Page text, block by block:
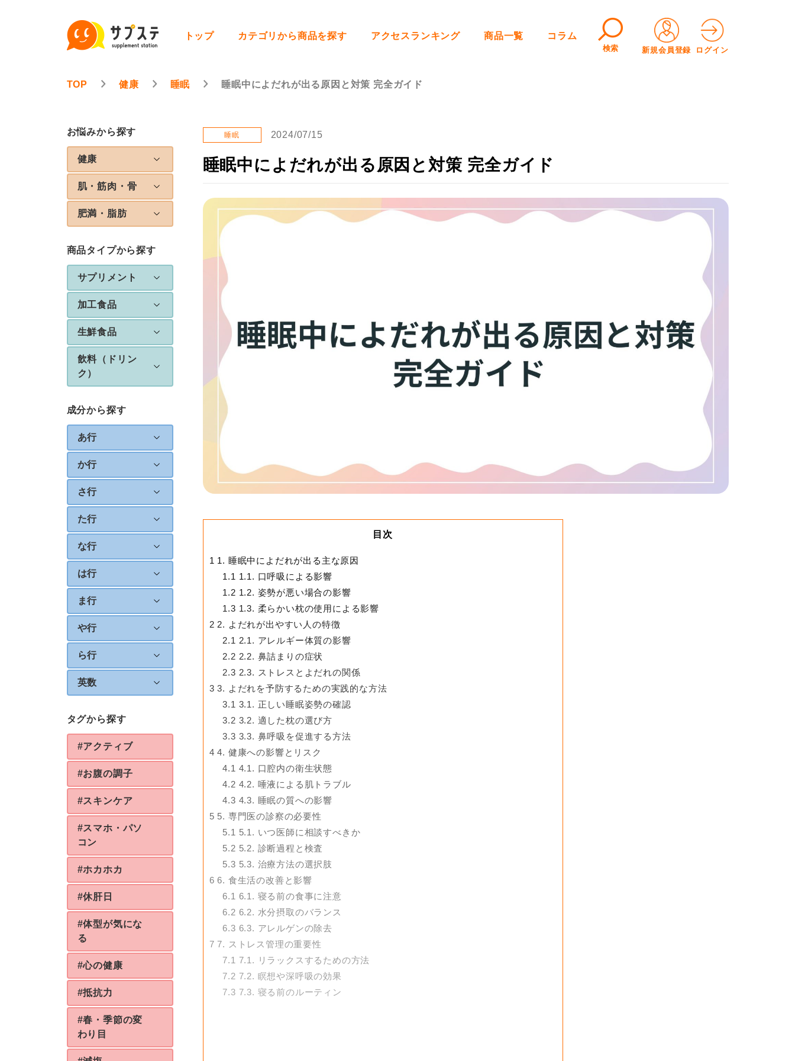
トップ カテゴリから商品を探す アクセスランキング 商品一覧 コラム
検索 新規会員登録 ログイン
TOP 健康 睡眠 睡眠中によだれが出る原因と対策 完全ガイド
お悩みから探す
健康
肌・筋肉・骨
肥満・脂肪
商品タイプから探す
サプリメント
加工食品
生鮮食品
飲料（ドリン
ク）
成分から探す
あ行
か行
さ行
た行
な行
は行
ま行
や行
ら行
英数
タグから探す
#アクティブ
#お腹の調子
#スキンケア
#スマホ・パソ
コン
#ホカホカ
#休肝日
#体型が気にな
る
#心の健康
#抵抗力
#春・季節の変
わり目
睡眠 2024/07/15
睡眠中によだれが出る原因と対策 完全ガイド
目次
1 1. 睡眠中によだれが出る主な原因
1.1 1.1. 口呼吸による影響
1.2 1.2. 姿勢が悪い場合の影響
1.3 1.3. 柔らかい枕の使用による影響
2 2. よだれが出やすい人の特徴
2.1 2.1. アレルギー体質の影響
2.2 2.2. 鼻詰まりの症状
2.3 2.3. ストレスとよだれの関係
3 3. よだれを予防するための実践的な方法
3.1 3.1. 正しい睡眠姿勢の確認
3.2 3.2. 適した枕の選び方
3.3 3.3. 鼻呼吸を促進する方法
4 4. 健康への影響とリスク
4.1 4.1. 口腔内の衛生状態
4.2 4.2. 唾液による肌トラブル
4.3 4.3. 睡眠の質への影響
5 5. 専門医の診察の必要性
5.1 5.1. いつ医師に相談すべきか
5.2 5.2. 診断過程と検査
5.3 5.3. 治療方法の選択肢
6 6. 食生活の改善と影響
6.1 6.1. 寝る前の食事に注意
6.2 6.2. 水分摂取のバランス
6.3 6.3. アレルゲンの除去
7 7. ストレス管理の重要性
7.1 7.1. リラックスするための方法
7.2 7.2. 瞑想や深呼吸の効果
7.3 7.3. 寝る前のルーティン